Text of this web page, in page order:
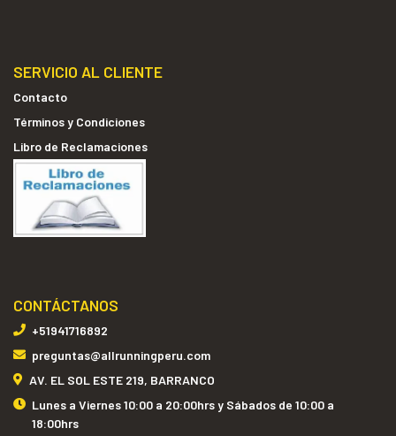
SERVICIO AL CLIENTE
Contacto
Términos y Condiciones
Libro de Reclamaciones
CONTÁCTANOS
+51941716892
preguntas@allrunningperu.com
AV. EL SOL ESTE 219, BARRANCO
Lunes a Viernes 10:00 a 20:00hrs y Sábados de 10:00 a
18:00hrs